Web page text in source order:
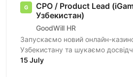
CPO / Product Lead
Узбекистан)
GoodWill HR
Запускаємо новий онлайн-
Узбекистану та шукаємо
Leader, який візьме на себе
15 July